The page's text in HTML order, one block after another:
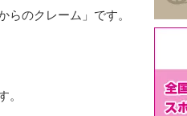
のクレーム」です。
。